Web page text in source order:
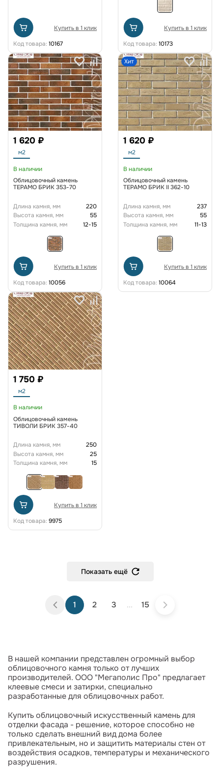
Купить в 1 клик
Код товара: 10167
Купить в 1 клик
Код товара: 10173
1 620 ₽
м2
В наличии
Облицовочный камень
ТЕРАМО БРИК 353-70
Длина камня, мм
220
Высота камня, мм
55
Толщина камня, мм
12-15
Купить в 1 клик
Код товара: 10056
Хит
1 620 ₽
м2
В наличии
Облицовочный камень
ТЕРАМО БРИК II 362-10
Длина камня, мм
237
Высота камня, мм
55
Толщина камня, мм
11-13
Купить в 1 клик
Код товара: 10064
1 750 ₽
м2
В наличии
Облицовочный камень
ТИВОЛИ БРИК 357-40
Длина камня, мм
250
Высота камня, мм
25
Толщина камня, мм
15
Купить в 1 клик
Код товара: 9975
Показать ещё
1 2 3 ... 15
В нашей компании представлен огромный выбор
облицовочного камня только от лучших
производителей. ООО "Мегаполис Про" предлагает
клеевые смеси и затирки, специально
разработанные для облицовочных работ.
Купить облицовочный искусственный камень для
отделки фасада - решение, которое способно не
только сделать внешний вид дома более
привлекательным, но и защитить материалы стен от
воздействия осадков, температуры и механического
разрушения.